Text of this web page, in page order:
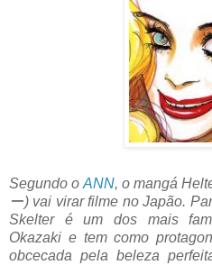
Segundo o ANN, o mangá
ー) vai virar filme no Japão.
Skelter é um dos mais
Okazaki e tem como
obcecada pela beleza